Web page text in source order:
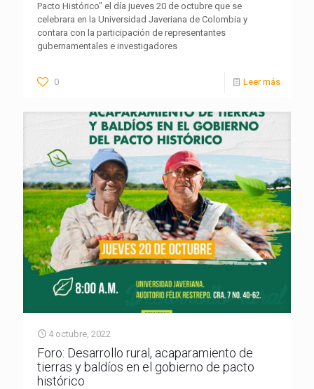
Pacto Histórico" el día jueves 20 de octubre que se
celebrara en la Universidad Javeriana de Colombia y
contara con la participación de representantes
gubernamentales e investigadores
0 Leer más
4 octubre, 2022
Foro: Desarrollo rural, acaparamiento de
tierras y baldíos en el gobierno de pacto
histórico